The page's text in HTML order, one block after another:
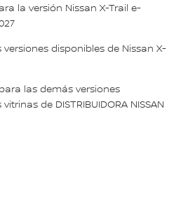
la versión Nissan X-Trail e-
disponibles de Nissan X-
las demás versiones
de DISTRIBUIDORA NISSAN